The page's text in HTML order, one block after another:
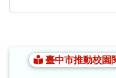
臺中市推動校園